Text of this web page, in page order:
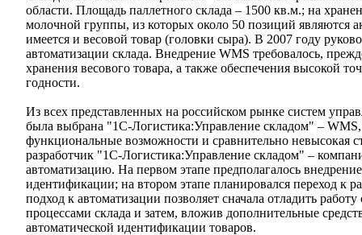
области. Площадь паллетного склада – 1500 кв.м.; на
молочной группы, из которых около 50 позиций являются
имеется и весовой товар (головки сыра). В 2007 году
автоматизации склада. Внедрение WMS требовалось,
хранения весового товара, а также обеспечения высокой
годности.
Из всех представленных на российском рынке систем
была выбрана "1С-Логистика:Управление складом" –
функциональные возможности и сравнительно невысокая
разработчик "1С-Логистика:Управление складом" –
автоматизацию. На первом этапе предполагалось
идентификации; на втором этапе планировался переход к
подход к автоматизации позволяет сначала отладить
процессами склада и затем, вложив дополнительные
автоматической идентификации товаров.